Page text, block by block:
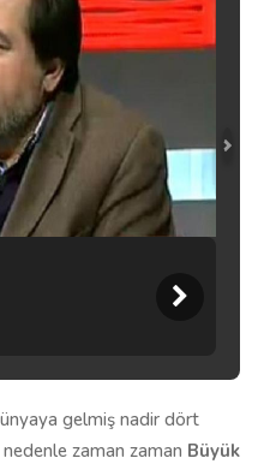
gelmiş nadir dört
zaman zaman Büyük